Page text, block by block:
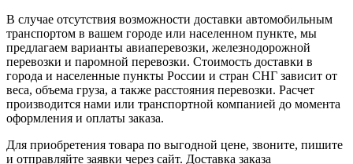
В случае отсутствия возможности доставки автомобильным
транспортом в вашем городе или населенном пункте, мы
предлагаем варианты авиаперевозки, железнодорожной
перевозки и паромной перевозки. Стоимость доставки в
города и населенные пункты России и стран СНГ зависит от
веса, объема груза, а также расстояния перевозки. Расчет
производится нами или транспортной компанией до момента
оформления и оплаты заказа.
Для приобретения товара по выгодной цене, звоните, пишите
и отправляйте заявки через сайт. Доставка заказа